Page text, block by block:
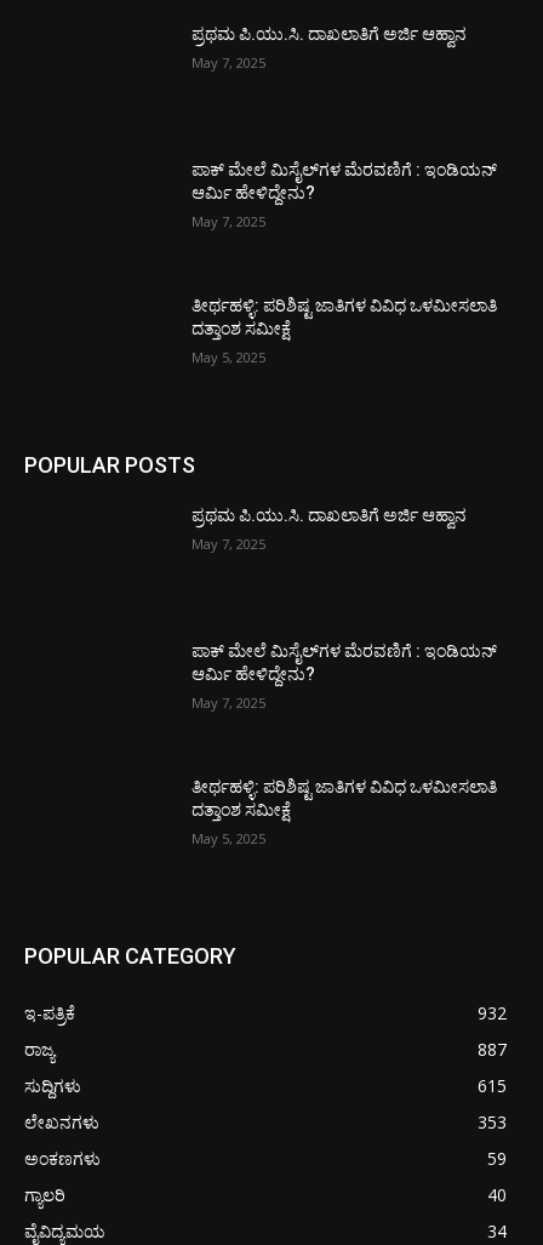
ಪ್ರಥಮ ಪಿ.ಯು.ಸಿ. ದಾಖಲಾತಿಗೆ ಅರ್ಜಿ ಆಹ್ವಾನ
May 7, 2025
ಪಾಕ್​ ಮೇಲೆ ಮಿಸೈಲ್​ಗಳ ಮೆರವಣಿಗೆ : ಇಂಡಿಯನ್
ಆರ್ಮಿ ಹೇಳಿದ್ದೇನು?
May 7, 2025
ತೀರ್ಥಹಳ್ಳಿ: ಪರಿಶಿಷ್ಟ ಜಾತಿಗಳ ವಿವಿಧ ಒಳಮೀಸಲಾತಿ
ದತ್ತಾಂಶ ಸಮೀಕ್ಷೆ
May 5, 2025
POPULAR POSTS
ಪ್ರಥಮ ಪಿ.ಯು.ಸಿ. ದಾಖಲಾತಿಗೆ ಅರ್ಜಿ ಆಹ್ವಾನ
May 7, 2025
ಪಾಕ್​ ಮೇಲೆ ಮಿಸೈಲ್​ಗಳ ಮೆರವಣಿಗೆ : ಇಂಡಿಯನ್
ಆರ್ಮಿ ಹೇಳಿದ್ದೇನು?
May 7, 2025
ತೀರ್ಥಹಳ್ಳಿ: ಪರಿಶಿಷ್ಟ ಜಾತಿಗಳ ವಿವಿಧ ಒಳಮೀಸಲಾತಿ
ದತ್ತಾಂಶ ಸಮೀಕ್ಷೆ
May 5, 2025
POPULAR CATEGORY
ಇ-ಪತ್ರಿಕೆ
932
ರಾಜ್ಯ
887
ಸುದ್ದಿಗಳು
615
ಲೇಖನಗಳು
353
ಅಂಕಣಗಳು
59
ಗ್ಯಾಲರಿ
40
ವೈವಿದ್ಯಮಯ
34